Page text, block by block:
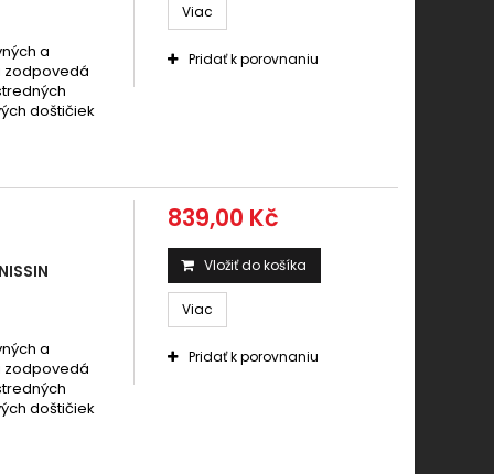
450 S, ES 1998 - 2002
a
zodpovedá
doštičiek
Viac
Pridať k porovnaniu
a
zodpovedá
doštičiek
839,00 Kč
Vložiť do košíka
Viac
Pridať k porovnaniu